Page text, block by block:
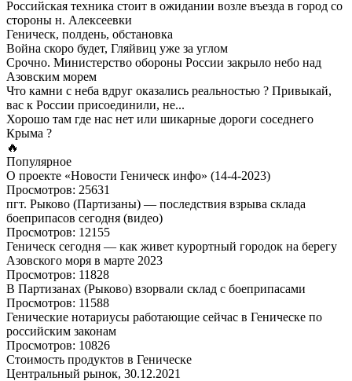
Российская техника стоит в ожидании возле въезда в город со
стороны н. Алексеевки
Геническ, полдень, обстановка
Война скоро будет, Гляйвиц уже за углом
Срочно. Министерство обороны России закрыло небо над
Азовским морем
Что камни с неба вдруг оказались реальностью ? Привыкай,
вас к России присоединили, не...
Хорошо там где нас нет или шикарные дороги соседнего
Крыма ?
🔥
Популярное
О проекте «Новости Геническ инфо» (14-4-2023)
Просмотров: 25631
пгт. Рыково (Партизаны) — последствия взрыва склада
боеприпасов сегодня (видео)
Просмотров: 12155
Геническ сегодня — как живет курортный городок на берегу
Азовского моря в марте 2023
Просмотров: 11828
В Партизанах (Рыково) взорвали склад с боеприпасами
Просмотров: 11588
Генические нотариусы работающие сейчас в Геническе по
российским законам
Просмотров: 10826
Стоимость продуктов в Геническе
Центральный рынок, 30.12.2021